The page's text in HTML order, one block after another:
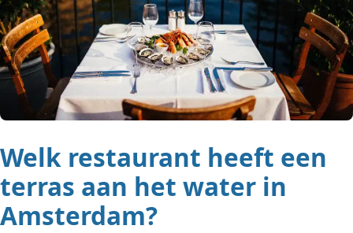
Welk restaurant heeft een
terras aan het water in
Amsterdam?